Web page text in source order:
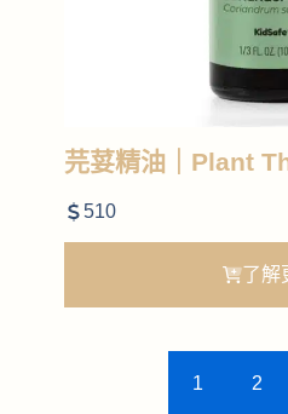
芫荽精油｜Plant
510
了解
1 2